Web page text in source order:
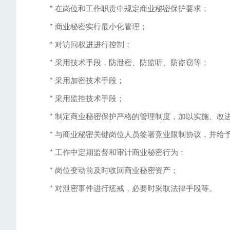
* 在岗位和工作职责中规定商业秘密保护要求；
* 商业秘密实行最小化管理；
* 对访问权进进行控制；
* 采用技术手段，防泄密、防监听、防盗窃等；
* 采用加密技术手段；
* 采用监控技术手段；
* 制定商业秘密保护严格的管理制度，加以实施、改
* 与商业秘密关键岗位人员签署竞业限制协议，并给
* 工作中定期监督和审计商业秘密行为；
* 岗位变动前及时收回商业秘密资产；
* 对泄密事件进行惩戒，必要时采取法律手段等。